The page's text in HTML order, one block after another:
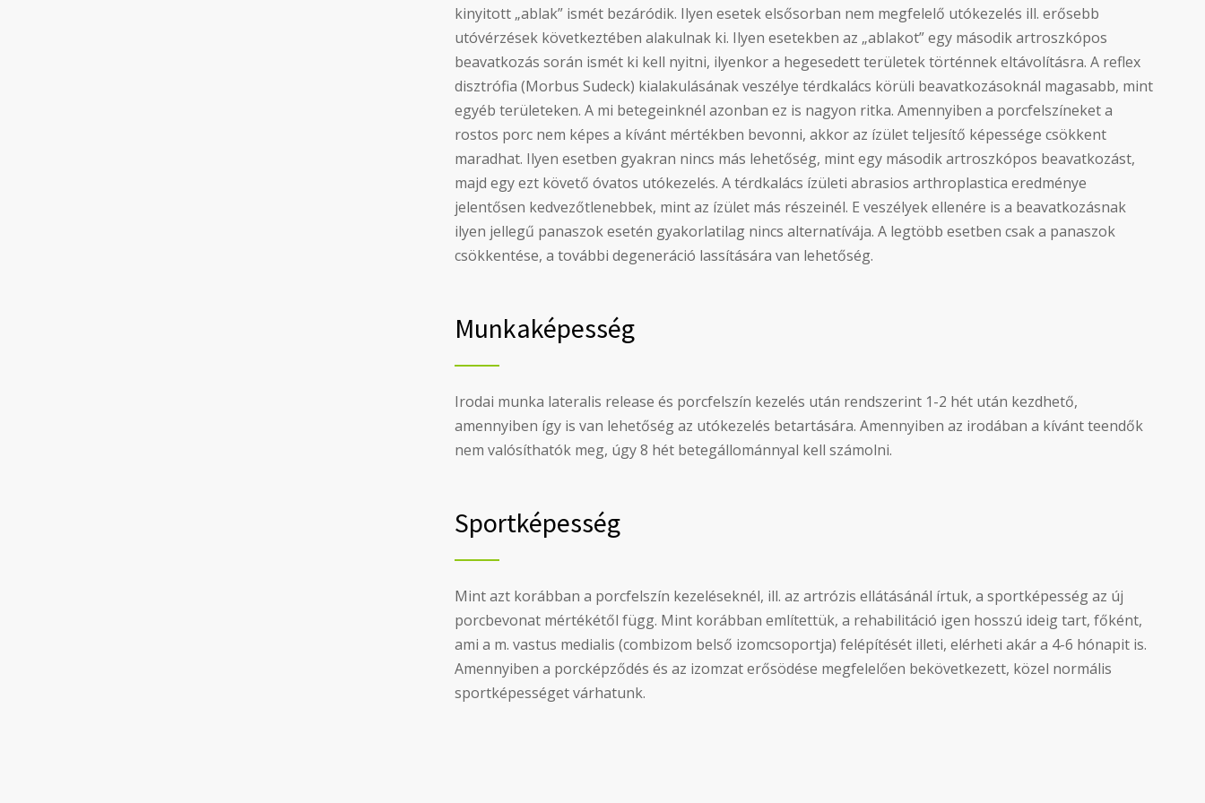
kinyitott „ablak” ismét bezáródik. Ilyen esetek elsősorban nem megfelelő utókezelés ill. erősebb
utóvérzések következtében alakulnak ki. Ilyen esetekben az „ablakot” egy második artroszkópos
beavatkozás során ismét ki kell nyitni, ilyenkor a hegesedett területek történnek eltávolításra. A reflex
disztrófia (Morbus Sudeck) kialakulásának veszélye térdkalács körüli beavatkozásoknál magasabb, mint
egyéb területeken. A mi betegeinknél azonban ez is nagyon ritka. Amennyiben a porcfelszíneket a
rostos porc nem képes a kívánt mértékben bevonni, akkor az ízület teljesítő képessége csökkent
maradhat. Ilyen esetben gyakran nincs más lehetőség, mint egy második artroszkópos beavatkozást,
majd egy ezt követő óvatos utókezelés. A térdkalács ízületi abrasios arthroplastica eredménye
jelentősen kedvezőtlenebbek, mint az ízület más részeinél. E veszélyek ellenére is a beavatkozásnak
ilyen jellegű panaszok esetén gyakorlatilag nincs alternatívája. A legtöbb esetben csak a panaszok
csökkentése, a további degeneráció lassítására van lehetőség.
Munkaképesség
Irodai munka lateralis release és porcfelszín kezelés után rendszerint 1-2 hét után kezdhető,
amennyiben így is van lehetőség az utókezelés betartására. Amennyiben az irodában a kívánt teendők
nem valósíthatók meg, úgy 8 hét betegállománnyal kell számolni.
Sportképesség
Mint azt korábban a porcfelszín kezeléseknél, ill. az artrózis ellátásánál írtuk, a sportképesség az új
porcbevonat mértékétől függ. Mint korábban említettük, a rehabilitáció igen hosszú ideig tart, főként,
ami a m. vastus medialis (combizom belső izomcsoportja) felépítését illeti, elérheti akár a 4-6 hónapit is.
Amennyiben a porcképződés és az izomzat erősödése megfelelően bekövetkezett, közel normális
sportképességet várhatunk.